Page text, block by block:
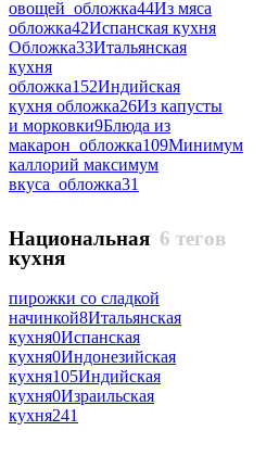
овощей_обложка44Из мяса
обложка42Испанская кухня
Обложка33Итальянская
кухня
обложка152Индийская
кухня обложка26Из капусты
и морковки9Блюда из
макарон_обложка109Минимум
каллорий максимум
вкуса_обложка31
6 тегов
Национальная
кухня
пирожки со сладкой
начинкой8Итальянская
кухня0Испанская
кухня0Индонезийская
кухня105Индийская
кухня0Израильская
кухня241